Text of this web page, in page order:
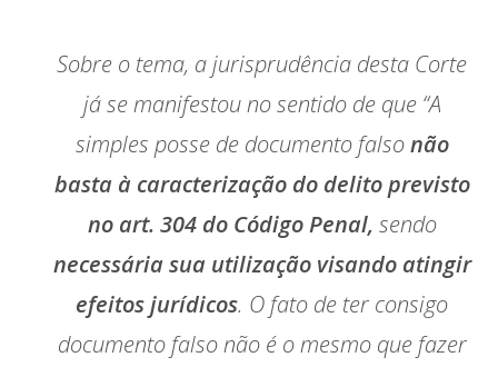
Sobre o tema, a jurisprudência desta Corte
já se manifestou no sentido de que “A
simples posse de documento falsonão
basta à caracterização do delito previsto
no art. 304 do Código Penal, sendo
necessária sua utilização visando atingir
efeitos jurídicos. O fato de ter consigo
documento falso não é o mesmo que fazer